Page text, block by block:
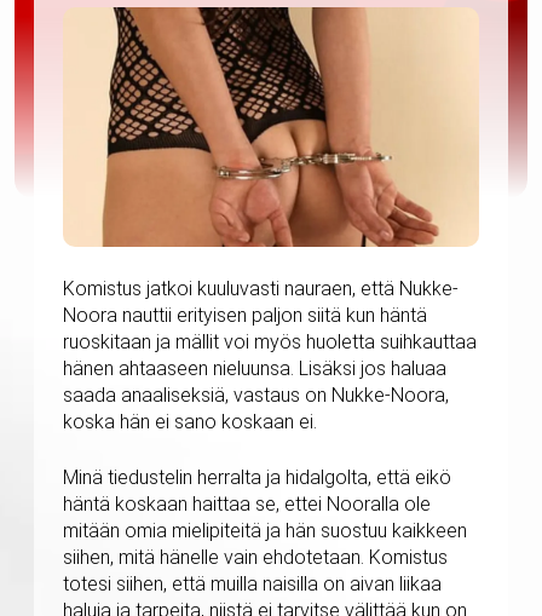
Komistus jatkoi kuuluvasti nauraen, että Nukke-
Noora nauttii erityisen paljon siitä kun häntä
ruoskitaan ja mällit voi myös huoletta suihkauttaa
hänen ahtaaseen nieluunsa. Lisäksi jos haluaa
saada anaaliseksiä, vastaus on Nukke-Noora,
koska hän ei sano koskaan ei.
Minä tiedustelin herralta ja hidalgolta, että eikö
häntä koskaan haittaa se, ettei Nooralla ole
mitään omia mielipiteitä ja hän suostuu kaikkeen
siihen, mitä hänelle vain ehdotetaan. Komistus
totesi siihen, että muilla naisilla on aivan liikaa
haluja ja tarpeita, niistä ei tarvitse välittää kun on